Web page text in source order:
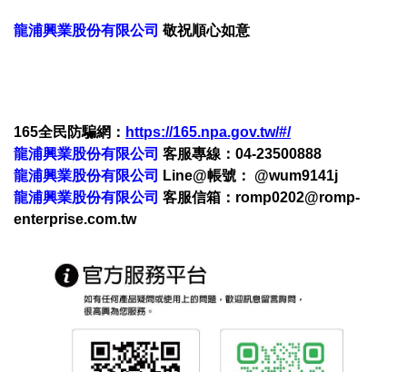
龍浦興業股份有限公司 敬祝順心如意
165全民防騙網： https://165.npa.gov.tw/#/
龍浦興業股份有限公司 客服專線：04-23500888
龍浦興業股份有限公司
Line@帳號： @wum9141j
龍浦興業股份有限公司 客服信箱：romp0202@romp-
enterprise.com.tw